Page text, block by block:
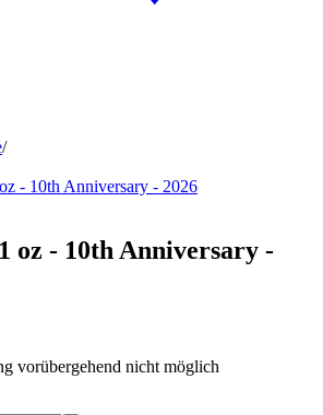
/
- 10th Anniversary - 2026
oz - 10th Anniversary -
vorübergehend nicht möglich